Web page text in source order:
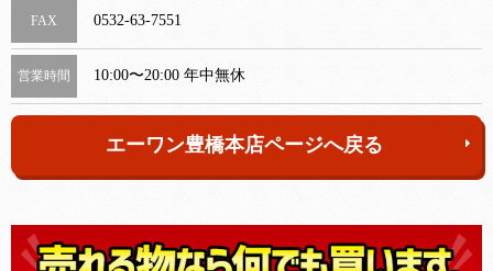
FAX 0532-63-7551
営業時間 10:00〜20:00 年中無休
エーワン豊橋本店ページへ戻る